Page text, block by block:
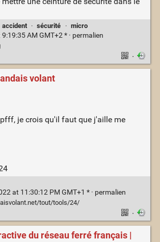
accident · sécurité · micro
AM GMT+2 * · permalien
·
volant
je crois qu'il faut que j'aille me
at 11:30:12 PM GMT+1 * · permalien
tout/tools/24/
·
du réseau ferré français |